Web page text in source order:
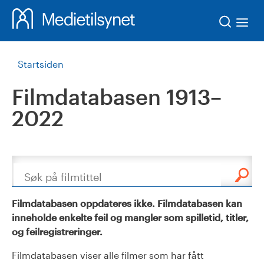
Startsiden
Filmdatabasen 1913–
2022
Søk
Filmdatabasen oppdateres ikke. Filmdatabasen kan
inneholde enkelte feil og mangler som spilletid, titler,
og feilregistreringer.
Filmdatabasen viser alle filmer som har fått